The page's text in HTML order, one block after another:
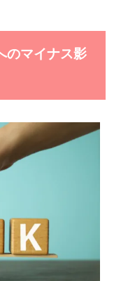
のマイナス影